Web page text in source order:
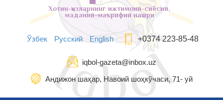
Хотин-қизларнинг ижтимоий-сиёсий,
маданий-маърифий нашри
Ўзбек Русский English +0374 223-85-48
iqbol-gazeta@inbox.uz
Андижон шаҳар, Навоий шоҳкўчаси, 71- уй